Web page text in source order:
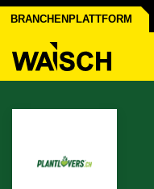
BRANCHENPLATTFORM